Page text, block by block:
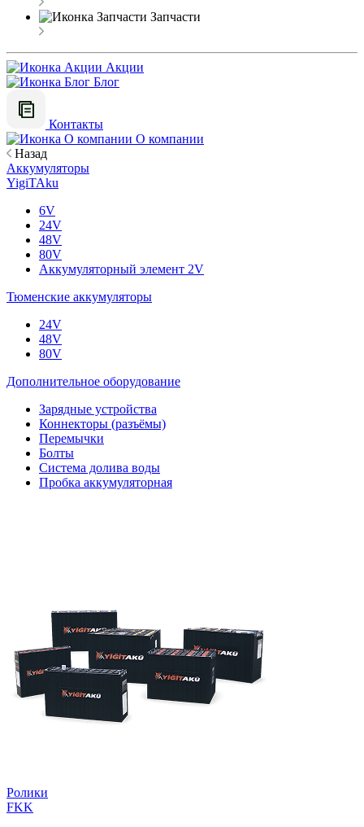
Запчасти
Акции
Блог
Контакты
О компании
Назад
Аккумуляторы
YigiTAku
6V
24V
48V
80V
Аккумуляторный элемент 2V
Тюменские аккумуляторы
24V
48V
80V
Дополнительное оборудование
Зарядные устройства
Коннекторы (разъёмы)
Перемычки
Болты
Система долива воды
Пробка аккумуляторная
Ролики
FKK